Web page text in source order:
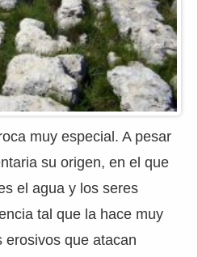
muy especial. A pesar
su origen, en el que
el agua y los seres
tal que la hace muy
erosivos que atacan